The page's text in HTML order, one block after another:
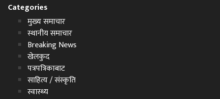
Categories
मुख्य समाचार
स्थानीय समाचार
Breaking News
खेलकुद
पत्रपत्रिकाबाट
साहित्य / संस्कृति
स्वास्थ्य